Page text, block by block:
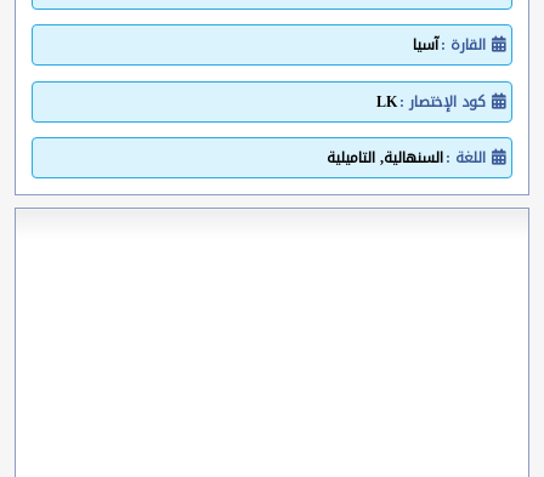
القارة :آسيا
كود الإختصار :LK
اللغة :السنهالية, التاميلية